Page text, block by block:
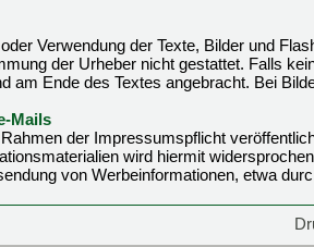
Verwendung der Texte, Bilder und
der Urheber nicht gestattet. Falls
am Ende des Textes angebracht. Bei
Mails
der Impressumspflicht
wird hiermit
von Werbeinformationen, etwa